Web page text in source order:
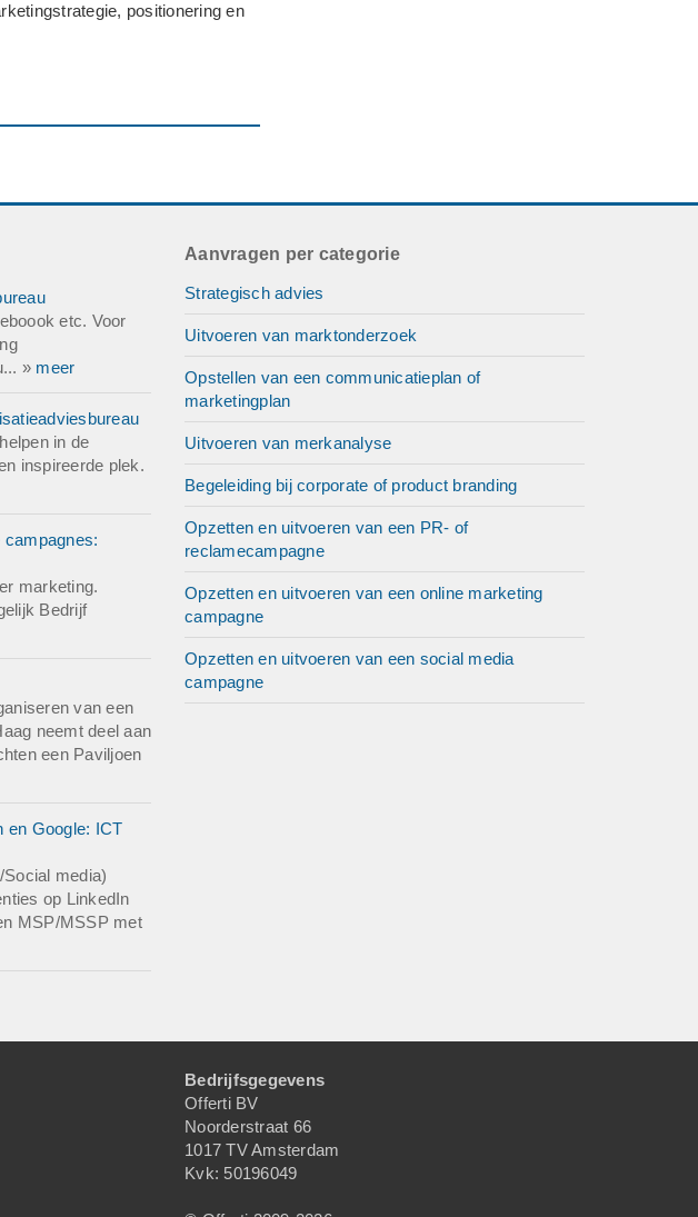
positionering en
etc. Voor
» meer
in de
inspireerde plek.
marketing.
Bedrijf
van een
neemt deel aan
een Paviljoen
en Google: ICT
media)
op LinkedIn
MSP/MSSP met
Aanvragen per categorie
Strategisch advies
Uitvoeren van marktonderzoek
Opstellen van een communicatieplan of
marketingplan
Uitvoeren van merkanalyse
Begeleiding bij corporate of product branding
Opzetten en uitvoeren van een PR- of
reclamecampagne
Opzetten en uitvoeren van een online marketing
campagne
Opzetten en uitvoeren van een social media
campagne
Bedrijfsgegevens
Offerti BV
Noorderstraat 66
1017 TV Amsterdam
Kvk: 50196049